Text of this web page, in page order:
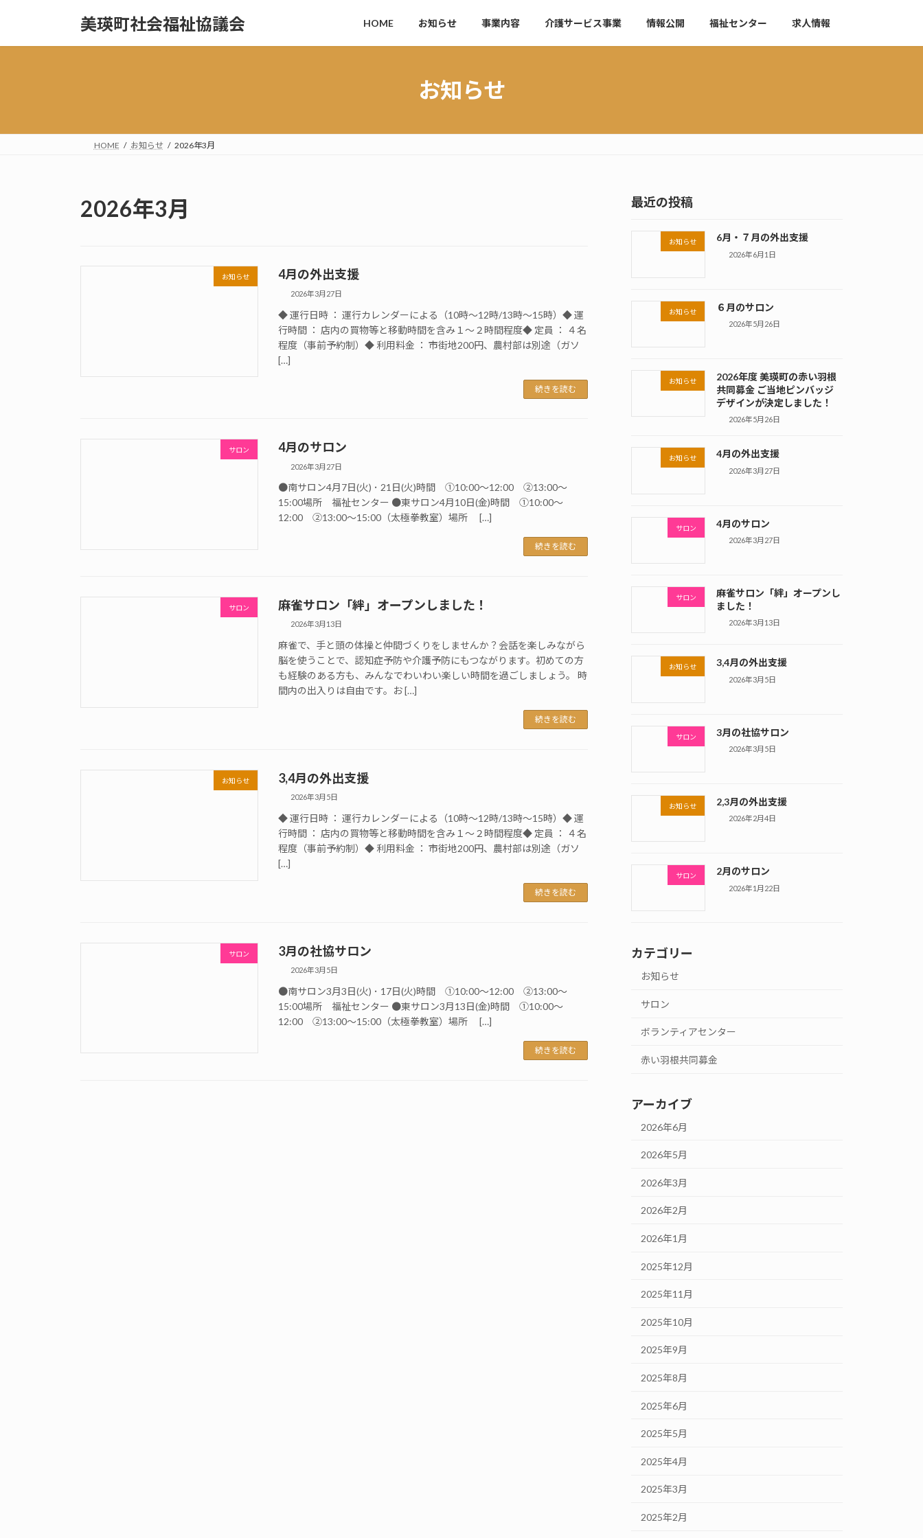
美瑛町社会福祉協議会 HOME お知らせ 事業内容 介護サービス事業 情報公開 福祉センター 求人情報
お知らせ
HOME お知らせ 2026年3月
2026年3月
お知らせ 4月の外出支援
2026年3月27日
◆ 運行日時 ： 運行カレンダーによる（10時～12時/13時～15時）◆ 運
行時間 ： 店内の買物等と移動時間を含み１～２時間程度◆ 定員 ： ４名
程度（事前予約制）◆ 利用料金 ： 市街地200円、農村部は別途（ガソ
[…]
続きを読む
サロン 4月のサロン
2026年3月27日
●南サロン4月7日(火) ･ 21日(火)時間 ①10:00～12:00 ②13:00～
15:00場所 福祉センター ●東サロン4月10日(金)時間 ①10:00～
12:00 ②13:00～15:00（太極拳教室）場所 […]
続きを読む
サロン 麻雀サロン「絆」オープンしました！
2026年3月13日
麻雀で、手と頭の体操と仲間づくりをしませんか？会話を楽しみながら
脳を使うことで、認知症予防や介護予防にもつながります。初めての方
も経験のある方も、みんなでわいわい楽しい時間を過ごしましょう。 時
間内の出入りは自由です。お […]
続きを読む
お知らせ 3,4月の外出支援
2026年3月5日
◆ 運行日時 ： 運行カレンダーによる（10時～12時/13時～15時）◆ 運
行時間 ： 店内の買物等と移動時間を含み１～２時間程度◆ 定員 ： ４名
程度（事前予約制）◆ 利用料金 ： 市街地200円、農村部は別途（ガソ
[…]
続きを読む
サロン 3月の社協サロン
2026年3月5日
●南サロン3月3日(火) ･ 17日(火)時間 ①10:00～12:00 ②13:00～
15:00場所 福祉センター ●東サロン3月13日(金)時間 ①10:00～
12:00 ②13:00～15:00（太極拳教室）場所 […]
続きを読む
最近の投稿
お知らせ 6月・７月の外出支援
2026年6月1日
お知らせ ６月のサロン
2026年5月26日
お知らせ
2026年度 美瑛町の赤い羽根
共同募金 ご当地ピンバッジ
デザインが決定しました！
2026年5月26日
お知らせ 4月の外出支援
2026年3月27日
サロン 4月のサロン
2026年3月27日
サロン
麻雀サロン「絆」オープンし
ました！
2026年3月13日
お知らせ 3,4月の外出支援
2026年3月5日
サロン 3月の社協サロン
2026年3月5日
お知らせ 2,3月の外出支援
2026年2月4日
サロン 2月のサロン
2026年1月22日
カテゴリー
お知らせ
サロン
ボランティアセンター
赤い羽根共同募金
アーカイブ
2026年6月
2026年5月
2026年3月
2026年2月
2026年1月
2025年12月
2025年11月
2025年10月
2025年9月
2025年8月
2025年6月
2025年5月
2025年4月
2025年3月
2025年2月